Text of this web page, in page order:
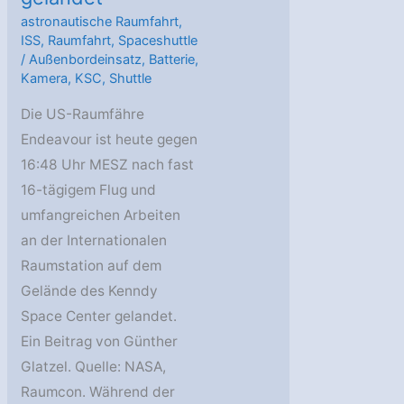
astronautische Raumfahrt,
ISS, Raumfahrt, Spaceshuttle
/Außenbordeinsatz, Batterie,
Kamera, KSC, Shuttle
Die US-Raumfähre
Endeavour ist heute gegen
16:48 Uhr MESZ nach fast
16-tägigem Flug und
umfangreichen Arbeiten
an der Internationalen
Raumstation auf dem
Gelände des Kenndy
Space Center gelandet.
Ein Beitrag von Günther
Glatzel. Quelle: NASA,
Raumcon. Während der